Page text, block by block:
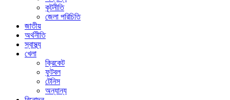
কূটনীতি
জেলা পরিচিতি
জাতীয়
অর্থনীতি
স্বাস্থ্য
খেলা
ক্রিকেট
ফুটবল
টেনিস
অন্যান্য